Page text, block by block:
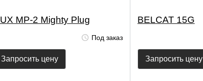
MP-2 Mighty Plug
Под заказ
Запросить цену
BELCAT 15G
Запросить цену